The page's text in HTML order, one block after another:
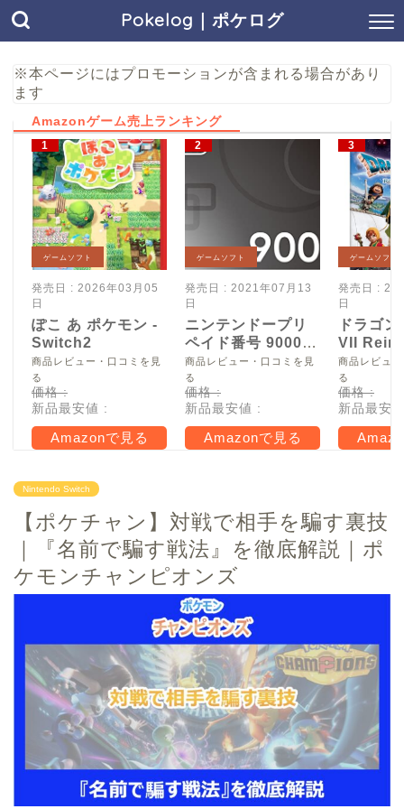
Pokelog｜ポケログ
※本ページにはプロモーションが含まれる場合があり
ます
Amazonゲーム売上ランキング
ゲームソフト
発売日 : 2026年03月05
日
ぽこ あ ポケモン -
Switch2
商品レビュー・口コミを見
る
価格 :
新品最安値 :
Amazonで見る
ゲームソフト
発売日 : 2021年07月13
日
ニンテンドープリ
ペイド番号 9000
円|オンラインコー
ド版
商品レビュー・口コミを見
る
価格 :
新品最安値 :
Amazonで見る
ゲームソフト
発売日 :
日
ドラゴ
VII
Switch2
商品レビュ
る
価格 :
新品最安
Nintendo Switch
【ポケチャン】対戦で相手を騙す裏技
｜『名前で騙す戦法』を徹底解説｜ポ
ケモンチャンピオンズ